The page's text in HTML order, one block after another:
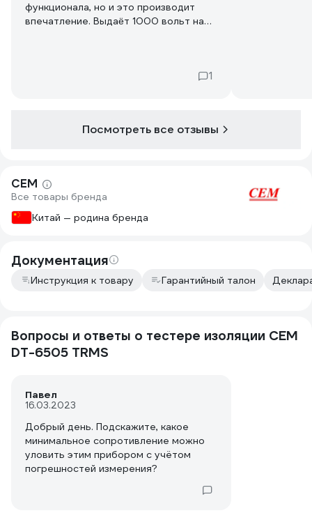
функционала, но и это производит
впечатление. Выдаëт 1000 вольт на
качественные посадочные гнëзда, но
комплекте севшие.
1
Посмотреть все отзывы
СЕМ
Все товары бренда
Китай — родина бренда
Документация
Инструкция к товару Гарантийный талон
Вопросы и ответы о тестере изоляции СЕМ
DT-6505 TRMS
Павел
16.03.2023
Добрый день. Подскажите, какое
минимальное сопротивление можно
уловить этим прибором с учётом
погрешностей измерения?